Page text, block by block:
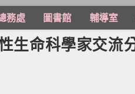
務處 圖書館 輔導室
生命科學家交流